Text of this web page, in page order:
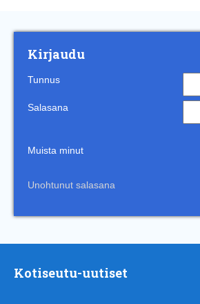
Kirjaudu
Tunnus
Salasana
Muista minut
Unohtunut salasana
Kotiseutu-uutiset